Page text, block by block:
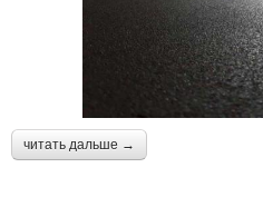
читать дальше →